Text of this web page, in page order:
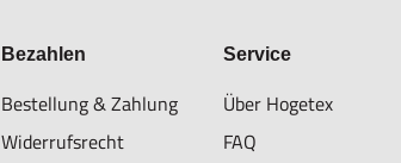
Bezahlen
Bestellung & Zahlung
Widerrufsrecht
Service
Über Hogetex
FAQ